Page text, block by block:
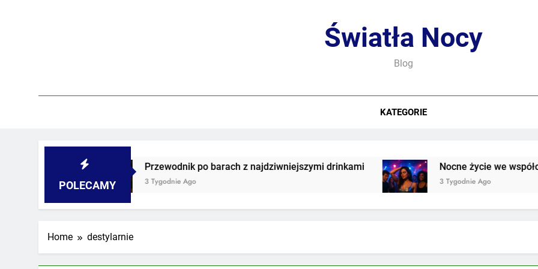
Światła Nocy
Blog
KATEGORIE
POLECAMY
Przewodnik po barach z najdziwniejszymi drinkami
3 Tygodnie Ago
Nocne życie we
3 Tygodnie Ago
Home destylarnie